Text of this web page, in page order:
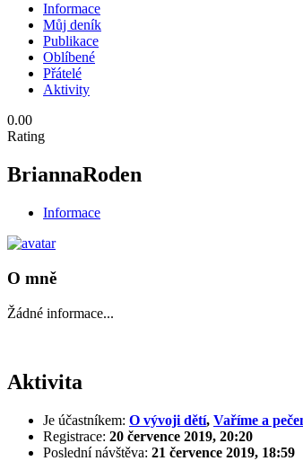
Informace
Můj deník
Publikace
Oblíbené
Přátelé
Aktivity
0.00
Rating
BriannaRoden
Informace
O mně
Žádné informace...
Aktivita
Je účastníkem: O vývoji dětí, Vaříme a
Registrace: 20 července 2019, 20:20
Poslední návštěva: 21 července 2019, 18:59